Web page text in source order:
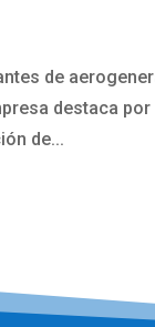
de
destaca
de...